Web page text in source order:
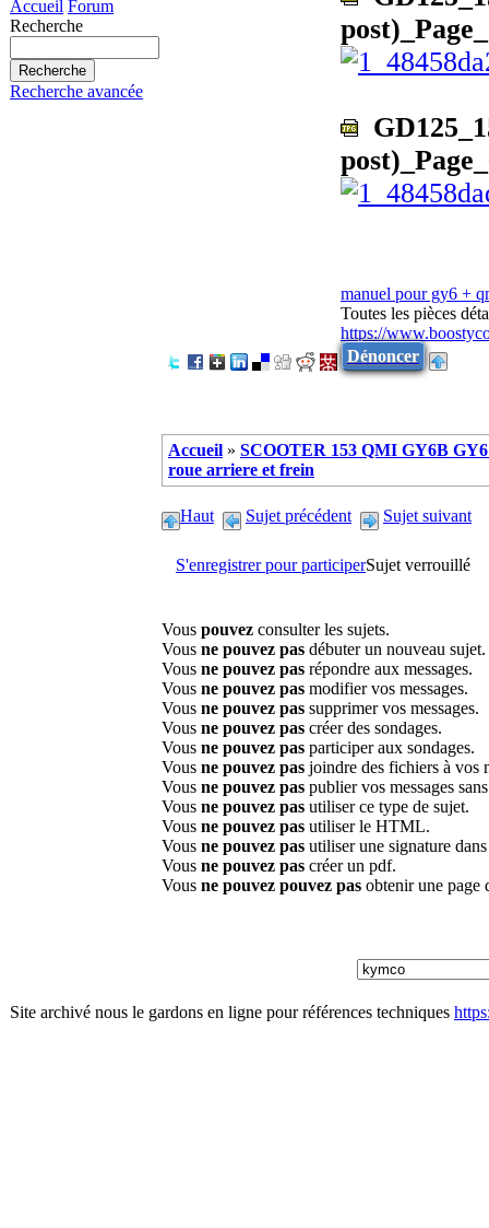
Accueil Forum
Recherche
Recherche avancée
manuel pour gy6 +
Toutes les pièces
https://
Dénoncer
Accueil » SCOOTER 153 QMI GY6B
roue arriere et frein
Haut Sujet précédent Sujet suivant
S'enregistrer pour participerSujet verrouillé
Vous pouvez consulter les sujets.
Vous ne pouvez pas débuter un nouveau sujet.
Vous ne pouvez pas répondre aux messages.
Vous ne pouvez pas modifier vos messages.
Vous ne pouvez pas supprimer vos messages.
Vous ne pouvez pas créer des sondages.
Vous ne pouvez pas participer aux sondages.
Vous ne pouvez pas joindre des fichiers à vos
Vous ne pouvez pas publier vos messages
Vous ne pouvez pas utiliser ce type de sujet.
Vous ne pouvez pas utiliser le HTML.
Vous ne pouvez pas utiliser une signature
Vous ne pouvez pas créer un pdf.
Vous ne pouvez pouvez pas obtenir une page
Site archivé nous le gardons en ligne pour références techniques